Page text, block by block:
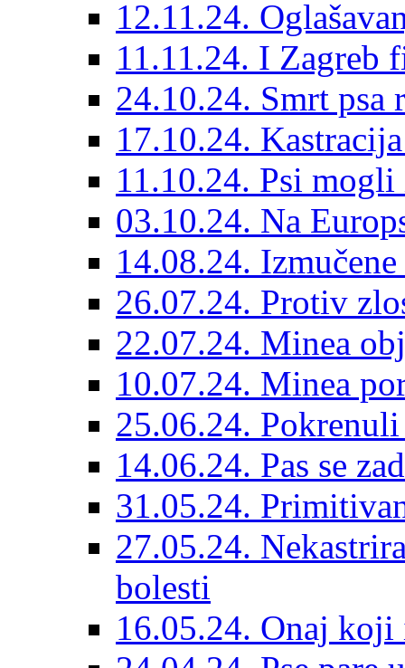
12.11.24.
11.11.24. I Zagreb
24.10.24. Smrt psa
17.10.24.
11.10.24. Psi
03.10.24. Na
14.08.24.
26.07.24. Protiv
22.07.24. Minea
10.07.24. Minea
25.06.24.
14.06.24. Pas se
31.05.24.
27.05.24.
bolesti
16.05.24. Onaj koji